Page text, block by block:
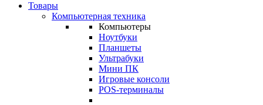
Товары
Компьютерная техника
Компьютеры
Ноутбуки
Планшеты
Ультрабуки
Мини ПК
Игровые консоли
POS-терминалы